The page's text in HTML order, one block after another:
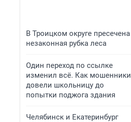
В Троицком округе пресечена
незаконная рубка леса
Один переход по ссылке
изменил всё. Как мошенники
довели школьницу до
попытки поджога здания
Челябинск и Екатеринбург